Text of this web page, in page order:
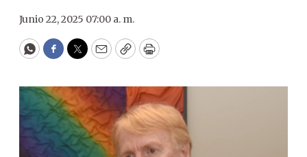
Junio 22, 2025 07:00 a. m.
WhatsApp
Facebook
Twitter
EmailCopyPrint